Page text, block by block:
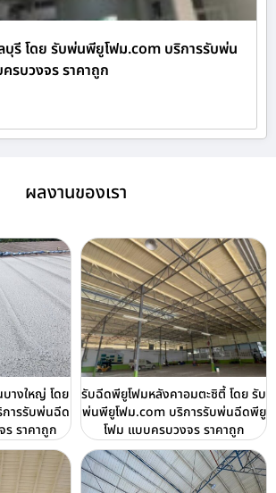
รี โดย รับพ่นพียูโฟม.com บริการรับพ่น
รบวงจร ราคาถูก
ผลงานของเรา
างใหญ่ โดย
ารรับพ่นฉีด
ราคาถูก
รับฉีดพียูโฟมหลังคาอมตะซิตี้ โดย รับ
พ่นพียูโฟม.com บริการรับพ่นฉีดพียู
โฟม แบบครบวงจร ราคาถูก